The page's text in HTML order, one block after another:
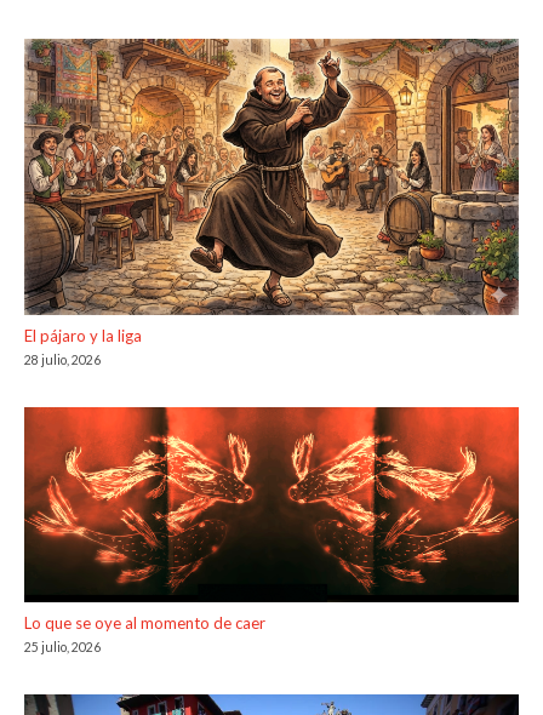
El pájaro y la liga
28 julio, 2026
Lo que se oye al momento de caer
25 julio, 2026